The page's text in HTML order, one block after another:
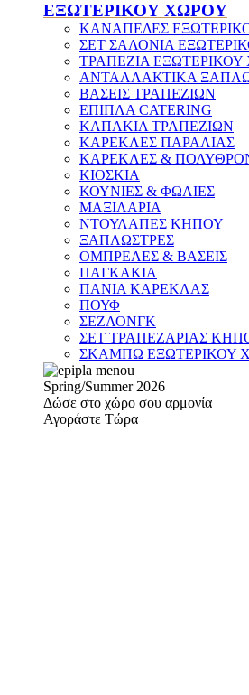
ΕΞΩΤΕΡΙΚΟΥ ΧΩΡΟΥ
ΚΑΝΑΠΕΔΕΣ
ΣΕΤ ΣΑΛΟΝΙΑ
ΤΡΑΠΕΖΙΑ
ΑΝΤΑΛΛΑΚΤΙΚΑ
ΒΑΣΕΙΣ ΤΡΑΠΕΖΙΩΝ
ΕΠΙΠΛΑ CATERING
ΚΑΠΑΚΙΑ ΤΡΑΠΕΖΙΩΝ
ΚΑΡΕΚΛΕΣ ΠΑΡΑΛΙΑΣ
ΚΑΡΕΚΛΕΣ &
ΚΙΟΣΚΙΑ
ΚΟΥΝΙΕΣ & ΦΩΛΙΕΣ
ΜΑΞΙΛΑΡΙΑ
ΝΤΟΥΛΑΠΕΣ ΚΗΠΟΥ
ΞΑΠΛΩΣΤΡΕΣ
ΟΜΠΡΕΛΕΣ & ΒΑΣΕΙΣ
ΠΑΓΚΑΚΙΑ
ΠΑΝΙΑ ΚΑΡΕΚΛΑΣ
ΠΟΥΦ
ΣΕΖΛΟΝΓΚ
ΣΕΤ ΤΡΑΠΕΖΑΡΙΑΣ
ΣΚΑΜΠΩ ΕΞΩΤΕΡΙΚΟΥ
Spring/Summer 2026
Δώσε στο χώρο σου αρμονία
Αγοράστε Τώρα